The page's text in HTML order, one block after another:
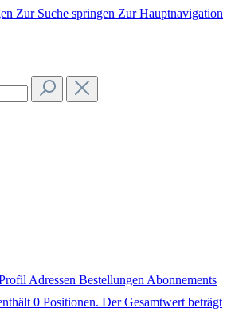
Zur Suche springen Zur Hauptnavigation
Adressen Bestellungen Abonnements
0 Positionen. Der Gesamtwert beträgt